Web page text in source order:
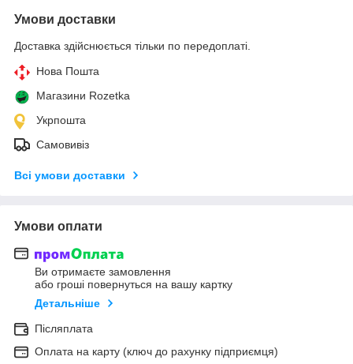
Умови доставки
Доставка здійснюється тільки по передоплаті.
Нова Пошта
Магазини Rozetka
Укрпошта
Самовивіз
Всі умови доставки
Умови оплати
Ви отримаєте замовлення
або гроші повернуться на вашу картку
Детальніше
Післяплата
Оплата на карту (ключ до рахунку підприємця)